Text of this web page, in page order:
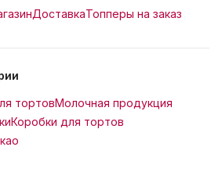
ДоставкаТопперы на заказ
тортовМолочная продукция
Коробки для тортов